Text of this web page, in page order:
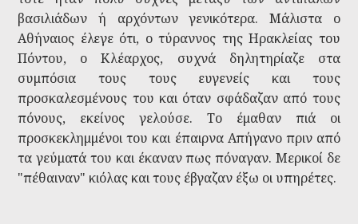
βασιλιάδων ή αρχόντων γενικότερα. Μάλιστα ο
Αθήναιος έλεγε ότι, ο τύραννος της Ηρακλείας του
Πόντου, ο Κλέαρχος, συχνά δηλητηρίαζε στα
συμπόσια τους τους ευγενείς και τους
προσκαλεσμένους του και όταν σφάδαζαν από τους
πόνους, εκείνος γελούσε. Το έμαθαν πιά οι
προσκεκλημμένοι του και έπαιρνα Απήγανο πριν από
τα γεύματά του και έκαναν πως πόναγαν. Μερικοί δε
"πέθαιναν" κιόλας και τους έβγαζαν έξω οι υπηρέτες.